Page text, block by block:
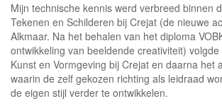
Mijn technische kennis werd verbreed binnen
Tekenen en Schilderen bij Crejat (de nieuwe
Alkmaar. Na het behalen van het diploma
ontwikkeling van beeldende creativiteit)
Kunst en Vormgeving bij Crejat en daarna het
waarin de zelf gekozen richting als leidraad
de eigen stijl verder te ontwikkelen.